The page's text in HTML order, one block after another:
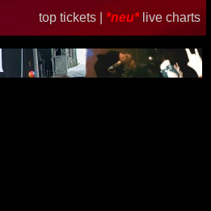
top tickets | *neu* live charts